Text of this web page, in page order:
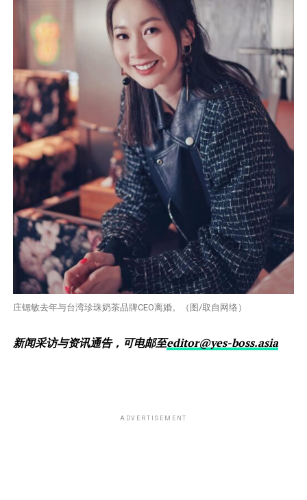
庄锶敏去年与台湾珍珠奶茶品牌CEO离婚。（图/取自网络）
新闻采访与资讯通告，可电邮至editor@yes-boss.asia
ADVERTISEMENT